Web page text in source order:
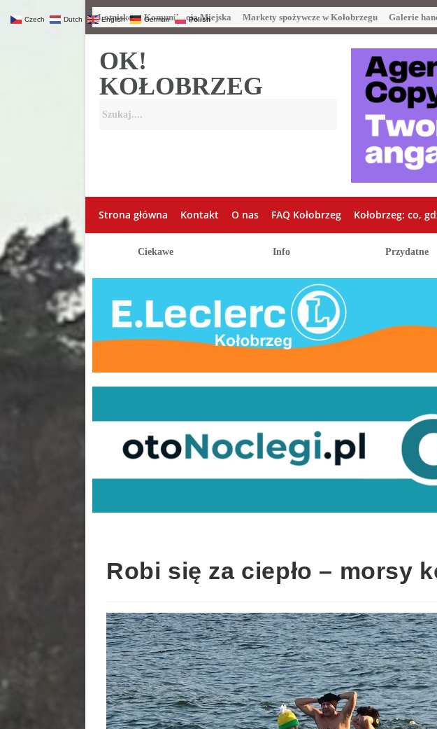
Lotnisko Komunikacja Miejska Markety spożywcze w Kołobrzegu Galerie
OK!
KOŁOBRZEG
Strona główna Kontakt O nas FAQ Kołobrzeg Kołobrzeg: co,
Ciekawe Info Przydatne
Robi się za ciepło – morsy
Czech Dutch English German Polish